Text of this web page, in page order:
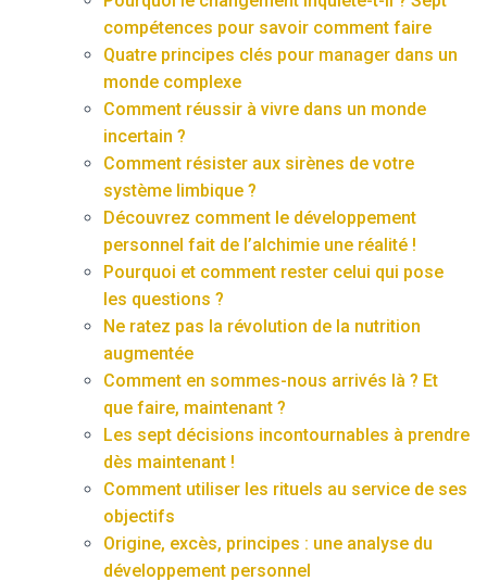
compétences pour savoir comment faire
Quatre principes clés pour manager dans un
monde complexe
Comment réussir à vivre dans un monde
incertain ?
Comment résister aux sirènes de votre
système limbique ?
Découvrez comment le développement
personnel fait de l’alchimie une réalité !
Pourquoi et comment rester celui qui pose
les questions ?
Ne ratez pas la révolution de la nutrition
augmentée
Comment en sommes-nous arrivés là ? Et
que faire, maintenant ?
Les sept décisions incontournables à prendre
dès maintenant !
Comment utiliser les rituels au service de ses
objectifs
Origine, excès, principes : une analyse du
développement personnel